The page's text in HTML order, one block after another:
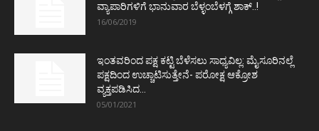
ವ್ಯಾಪಾರಿಗಳಿಗೆ ಭಾನುವಾರ ಬೆಳ್ಳಂಬೆಳಗ್ಗೆ ಶಾಕ್..!
16/06/2019
ಇಂತವರಿಂದ ಪಕ್ಷ ಕಟ್ಟಿ ಬೆಳೆಸಲು ಸಾಧ್ಯವಿಲ್ಲ: ಮೈಸೂರಿನಲ್ಲೆ
ಪಕ್ಷದಿಂದ ಉಚ್ಚಾಟಿಸುತ್ತೇನೆ- ಪರೋಕ್ಷ ಆಕ್ರೋಶ
ವ್ಯಕ್ತಪಡಿಸಿದ...
05/01/2021